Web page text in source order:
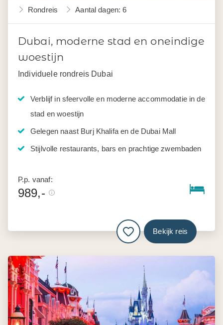
Rondreis Aantal dagen: 6
Dubai, moderne stad en oneindige
woestijn
Individuele rondreis Dubai
Verblijf in sfeervolle en moderne accommodatie in de
stad en woestijn
Gelegen naast Burj Khalifa en de Dubai Mall
Stijlvolle restaurants, bars en prachtige zwembaden
P.p. vanaf:
989,-
Bekijk reis